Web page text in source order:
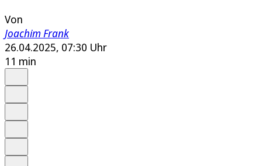
Von
Joachim Frank
26.04.2025, 07:30 Uhr
11 min